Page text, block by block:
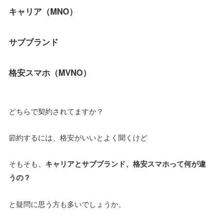
キャリア（MNO）
サブブランド
格安スマホ（MVNO）
どちらで契約されてますか？
節約するには、格安がいいとよく聞くけど
そもそも、 キャリアとサブブランド、格安スマホって何が違
うの？
と疑問に思う方も多いでしょうか。